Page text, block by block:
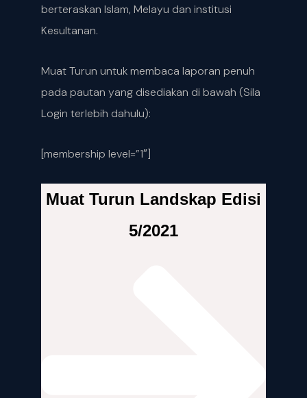
berteraskan Islam, Melayu dan institusi
Kesultanan.
Muat Turun untuk membaca laporan penuh
pada pautan yang disediakan di bawah (Sila
Login terlebih dahulu):
[membership level=”1″]
Muat Turun Landskap Edisi
5/2021